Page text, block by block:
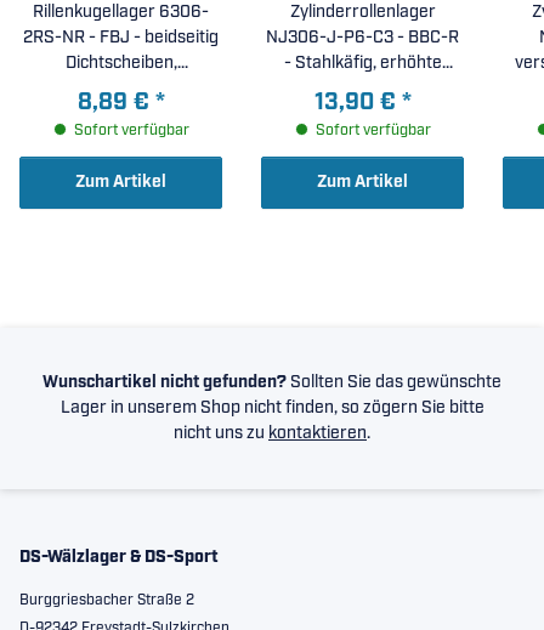
Corporation
Rillenkugellager 6306-
2RS-NR - FBJ - beidseitig
Dichtscheiben,
umlaufende Ringnut +
Sprengring ( 30x72x19mm
)
8,89 € *
Sofort verfügbar
Zum Artikel
Zylinderrollenlager
NJ306-J-P6-C3 - BBC-R
- Stahlkäfig, erhöhte
Laufgenauigkeit P6,
erhöhte radiale Lagerluft
C3 ( 30x72x19mm )
13,90 € *
Sofort verfügbar
Zum Artikel
Wunschartikel nicht gefunden? Sollten Sie das gewünschte
Lager in unserem Shop nicht finden, so zögern Sie bitte
nicht uns zu kontaktieren.
DS-Wälzlager & DS-Sport
Burggriesbacher Straße 2